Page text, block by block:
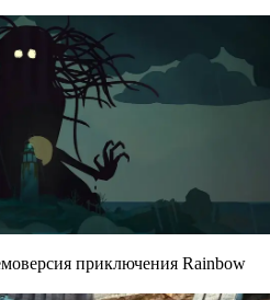
приключения Rainbow